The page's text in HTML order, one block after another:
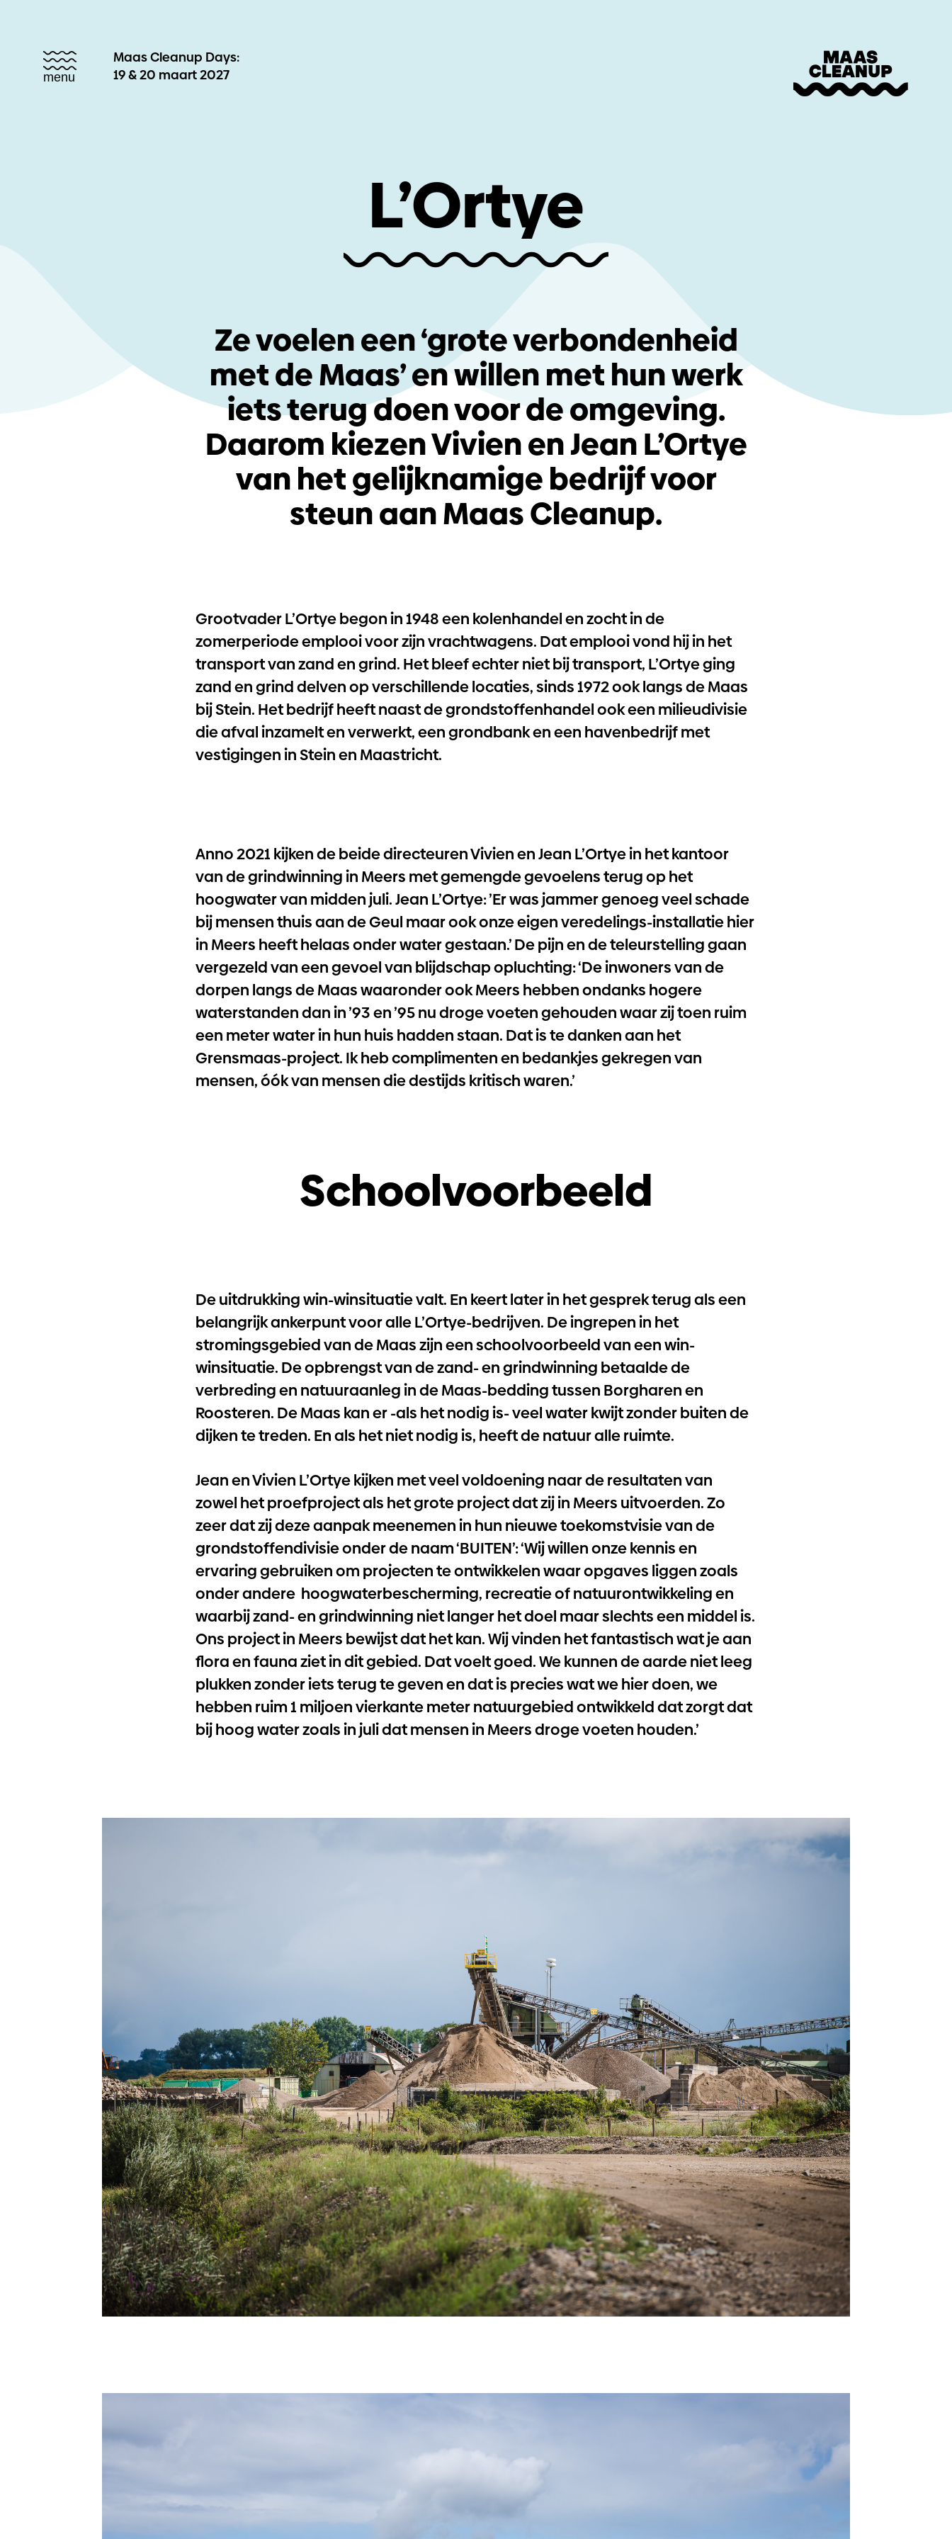
menu
Maas Cleanup Days:
19 & 20 maart 2027
L’Ortye
Ze voelen een ‘grote verbondenheid
met de Maas’ en willen met hun werk
iets terug doen voor de omgeving.
Daarom kiezen Vivien en Jean L’Ortye
van het gelijknamige bedrijf voor
steun aan Maas Cleanup.
Grootvader L’Ortye begon in 1948 een kolenhandel en zocht in de
zomerperiode emplooi voor zijn vrachtwagens. Dat emplooi vond hij in het
transport van zand en grind. Het bleef echter niet bij transport, L’Ortye ging
zand en grind delven op verschillende locaties, sinds 1972 ook langs de Maas
bij Stein. Het bedrijf heeft naast de grondstoffenhandel ook een milieudivisie
die afval inzamelt en verwerkt, een grondbank en een havenbedrijf met
vestigingen in Stein en Maastricht.
Anno 2021 kijken de beide directeuren Vivien en Jean L’Ortye in het kantoor
van de grindwinning in Meers met gemengde gevoelens terug op het
hoogwater van midden juli. Jean L’Ortye: ’Er was jammer genoeg veel schade
bij mensen thuis aan de Geul maar ook onze eigen veredelings-installatie hier
in Meers heeft helaas onder water gestaan.’ De pijn en de teleurstelling gaan
vergezeld van een gevoel van blijdschap opluchting: ‘De inwoners van de
dorpen langs de Maas waaronder ook Meers hebben ondanks hogere
waterstanden dan in ’93 en ’95 nu droge voeten gehouden waar zij toen ruim
een meter water in hun huis hadden staan. Dat is te danken aan het
Grensmaas-project. Ik heb complimenten en bedankjes gekregen van
mensen, óók van mensen die destijds kritisch waren.’
Schoolvoorbeeld
De uitdrukking win-winsituatie valt. En keert later in het gesprek terug als een
belangrijk ankerpunt voor alle L’Ortye-bedrijven. De ingrepen in het
stromingsgebied van de Maas zijn een schoolvoorbeeld van een win-
winsituatie. De opbrengst van de zand- en grindwinning betaalde de
verbreding en natuuraanleg in de Maas-bedding tussen Borgharen en
Roosteren. De Maas kan er -als het nodig is- veel water kwijt zonder buiten de
dijken te treden. En als het niet nodig is, heeft de natuur alle ruimte.
Jean en Vivien L’Ortye kijken met veel voldoening naar de resultaten van
zowel het proefproject als het grote project dat zij in Meers uitvoerden. Zo
zeer dat zij deze aanpak meenemen in hun nieuwe toekomstvisie van de
grondstoffendivisie onder de naam ‘BUITEN’: ‘Wij willen onze kennis en
ervaring gebruiken om projecten te ontwikkelen waar opgaves liggen zoals
onder andere hoogwaterbescherming, recreatie of natuurontwikkeling en
waarbij zand- en grindwinning niet langer het doel maar slechts een middel is.
Ons project in Meers bewijst dat het kan. Wij vinden het fantastisch wat je aan
flora en fauna ziet in dit gebied. Dat voelt goed. We kunnen de aarde niet leeg
plukken zonder iets terug te geven en dat is precies wat we hier doen, we
hebben ruim 1 miljoen vierkante meter natuurgebied ontwikkeld dat zorgt dat
bij hoog water zoals in juli dat mensen in Meers droge voeten houden.’